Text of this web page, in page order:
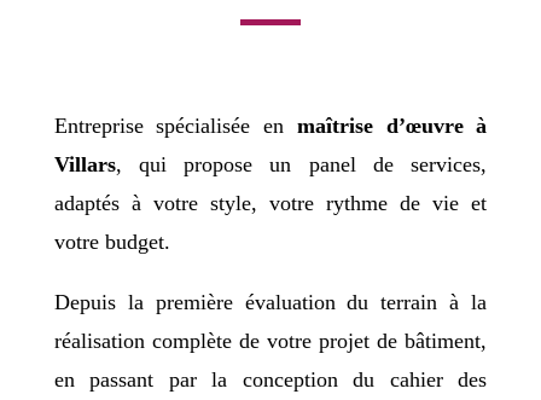
Entreprise spécialisée en maîtrise d’œuvre à
Villars, qui propose un panel de services,
adaptés à votre style, votre rythme de vie et
votre budget.
Depuis la première évaluation du terrain à la
réalisation complète de votre projet de bâtiment,
en passant par la conception du cahier des